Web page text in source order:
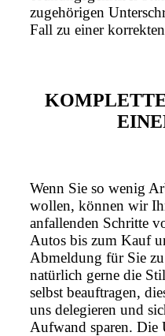
zugehörigen
Fall zu einer
Wenn Sie so wenig
wollen, können wir
anfallenden Schritte
Autos bis zum Kauf
Abmeldung für Sie
natürlich gerne die
selbst beauftragen,
uns delegieren und
Aufwand sparen. Die